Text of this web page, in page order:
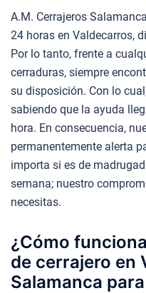
A.M. Cerrajeros
24 horas en Valdecarros,
Por lo tanto, frente a
cerraduras, siempre
su disposición. Con lo
sabiendo que la ayuda
hora. En consecuencia,
permanentemente alerta
importa si es de
semana; nuestro
necesitas.
¿Cómo
de cerrajero en
Salamanca